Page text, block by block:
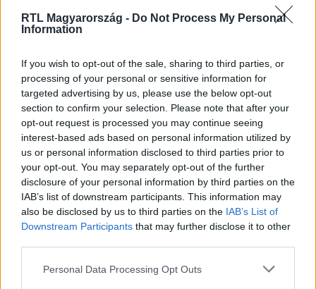
RTL Magyarország - Do Not Process My Personal
Information
If you wish to opt-out of the sale, sharing to third parties, or
processing of your personal or sensitive information for
targeted advertising by us, please use the below opt-out
section to confirm your selection. Please note that after your
opt-out request is processed you may continue seeing
interest-based ads based on personal information utilized by
us or personal information disclosed to third parties prior to
your opt-out. You may separately opt-out of the further
disclosure of your personal information by third parties on the
IAB’s list of downstream participants. This information may
also be disclosed by us to third parties on the IAB’s List of
Downstream Participants that may further disclose it to other
Please note that this website/app uses one or more Google
Personal Data Processing Opt Outs
Döbbenet: így nézett volna ki Zámbó Jimmy rövid
hajjal, mikrofonfejjel és divatos séróval
5:43
2022. október 3. 8:15